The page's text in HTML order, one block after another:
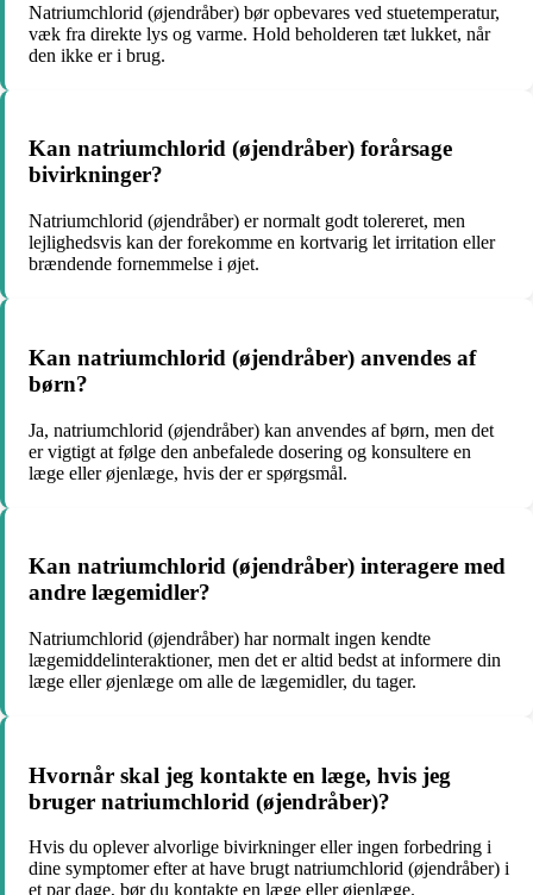
Natriumchlorid (øjendråber) bør opbevares ved stuetemperatur,
væk fra direkte lys og varme. Hold beholderen tæt lukket, når
den ikke er i brug.
Kan natriumchlorid (øjendråber) forårsage
bivirkninger?
Natriumchlorid (øjendråber) er normalt godt tolereret, men
lejlighedsvis kan der forekomme en kortvarig let irritation eller
brændende fornemmelse i øjet.
Kan natriumchlorid (øjendråber) anvendes af
børn?
Ja, natriumchlorid (øjendråber) kan anvendes af børn, men det
er vigtigt at følge den anbefalede dosering og konsultere en
læge eller øjenlæge, hvis der er spørgsmål.
Kan natriumchlorid (øjendråber) interagere med
andre lægemidler?
Natriumchlorid (øjendråber) har normalt ingen kendte
lægemiddelinteraktioner, men det er altid bedst at informere din
læge eller øjenlæge om alle de lægemidler, du tager.
Hvornår skal jeg kontakte en læge, hvis jeg
bruger natriumchlorid (øjendråber)?
Hvis du oplever alvorlige bivirkninger eller ingen forbedring i
dine symptomer efter at have brugt natriumchlorid (øjendråber) i
et par dage, bør du kontakte en læge eller øjenlæge.